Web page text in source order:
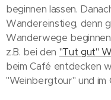
beginnen lassen.
Wandereinstieg, denn
Wanderwege
z.B. bei den "Tut gut"
beim Café entdecken
"Weinbergtour" und im